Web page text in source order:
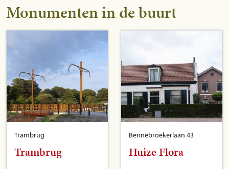
Monumenten in de buurt
Trambrug
Trambrug
Bennebroekerlaan 43
Huize Flora